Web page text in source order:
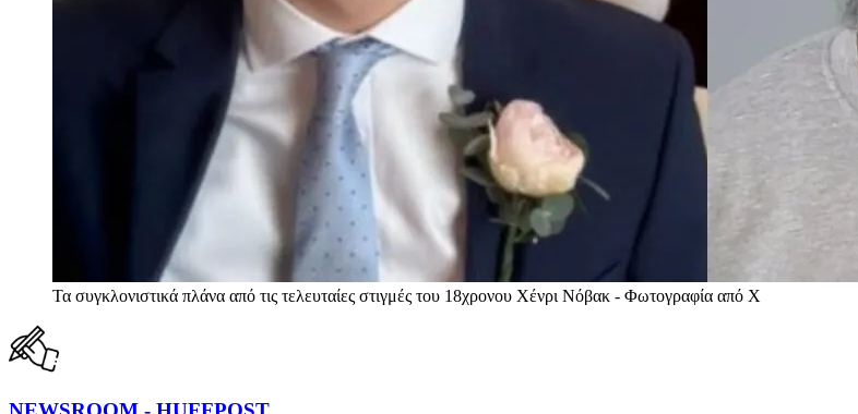
Τα συγκλονιστικά πλάνα από τις τελευταίες στιγμές του 18χρονου Χένρι Νόβακ - Φωτογραφία από Χ